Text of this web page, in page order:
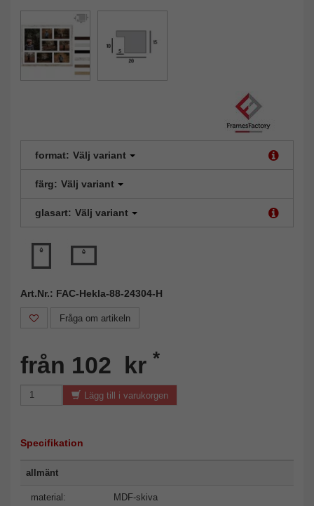
format: Välj variant
färg: Välj variant
glasart: Välj variant
Art.Nr.: FAC-Hekla-88-24304-H
Fråga om artikeln
från 102 kr *
Lägg till i varukorgen
Specifikation
allmänt
material: MDF-skiva